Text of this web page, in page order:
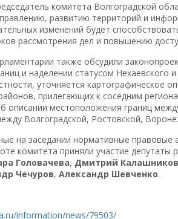
комитета Волгоградской
развитию территорий и
изменений будет
рассмотрения дел и повышению
также обсудили
и наделении статусом
уточняется картографическое
прилегающих к соседним
описании местоположения границ
Волгоградской, Ростовской,
на заседании нормативные
комитета приняли участие депутаты
Головачева, Дмитрий Калашников
Чечуров, Александр Шевченко.
information/news/79503/